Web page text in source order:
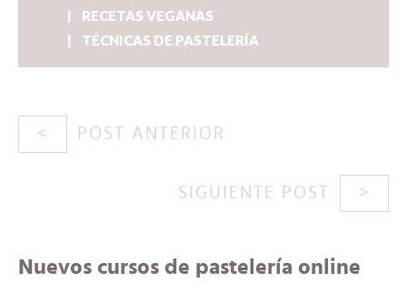
RECETAS VEGANAS
TÉCNICAS DE PASTELERÍA
POST ANTERIOR
SIGUIENTE POST
Nuevos cursos de pastelería online